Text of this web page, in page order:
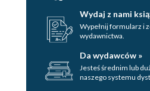
Karta redakcyjna
Wydaj z nami
Wypełnij formularz i
wydawnictwa.
Da wydawców »
Jesteś średnim lub
naszego systemu